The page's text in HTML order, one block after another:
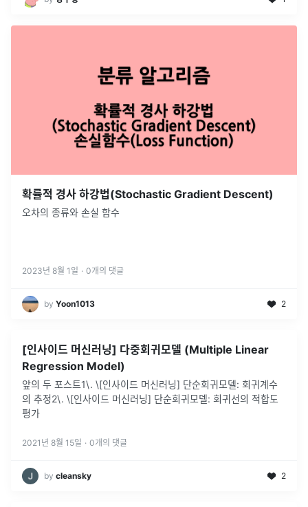
확률적 경사 하강법(Stochastic Gradient Descent)
오차의 종류와 손실 함수
2023년 8월 1일 · 0개의 댓글
by Yoon1013 2
[인사이드 머신러닝] 다중회귀모델 (Multiple Linear
Regression Model)
앞의 두 포스트1\. \[인사이드 머신러닝] 단순회귀모델: 회귀계수
의 추정2\. \[인사이드 머신러닝] 단순회귀모델: 회귀선의 적합도
평가
2021년 8월 15일 · 0개의 댓글
by cleansky 2